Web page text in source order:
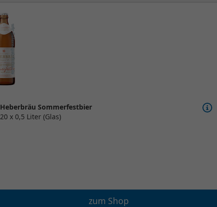
Heberbräu Sommerfestbier
20 x 0,5 Liter (Glas)
zum Shop